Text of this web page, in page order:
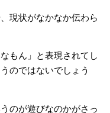
現状がなかなか伝わら
もん」と表現されてし
のではないでしょう
のが遊びなのかがさっ